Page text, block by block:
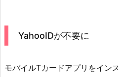
YahooIDが不要に
モバイルTカードアプリをイン